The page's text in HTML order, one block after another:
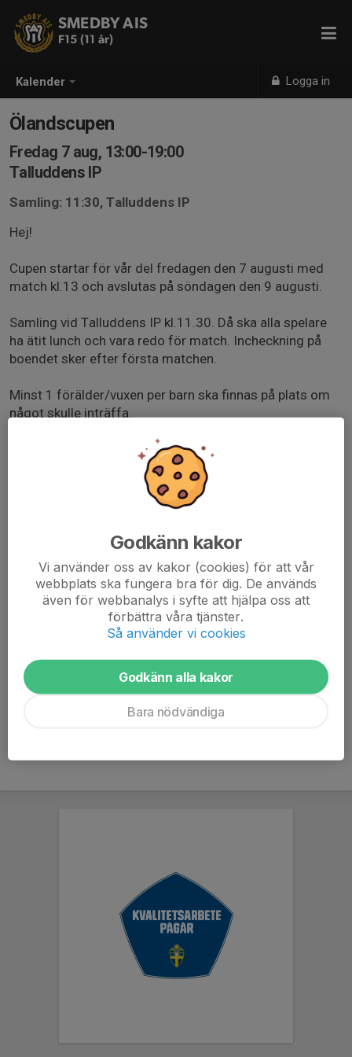
Kalender Logga in
SMEDBY AIS
F15 (11 år)
Ölandscupen
Fredag 7 aug, 13:00-19:00
Talluddens IP
Samling: 11:30, Talluddens IP
Hej!
Cupen startar för vår del fredagen den 7 augusti med
match kl.13 och avslutas på söndagen den 9 augusti.
Samling vid Talluddens IP kl.11.30. Då ska alla spelare
ha ätit lunch och vara redo för match. Incheckning på
boendet sker efter första matchen.
Minst 1 förälder/vuxen per barn ska finnas på plats om
något skulle inträffa.
Spelschema: https://olandscup.se/
Mer detaljerad planering och packlista kommer inom
Mvh Ledarna i F15
olandscup.se/start
kallade.
Logga in här
Godkänn kakor
Vi använder oss av kakor (cookies) för att vår
webbplats ska fungera bra för dig. De används
även för webbanalys i syfte att hjälpa oss att
förbättra våra tjänster.
Så använder vi cookies
Godkänn alla kakor
Bara nödvändiga